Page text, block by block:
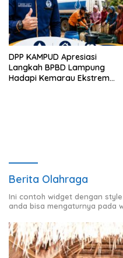
DPP KAMPUD Apresiasi
Langkah BPBD Lampung
Hadapi Kemarau Ekstrem
Berita Olahraga
Ini contoh widget dengan
anda bisa mengaturnya pada